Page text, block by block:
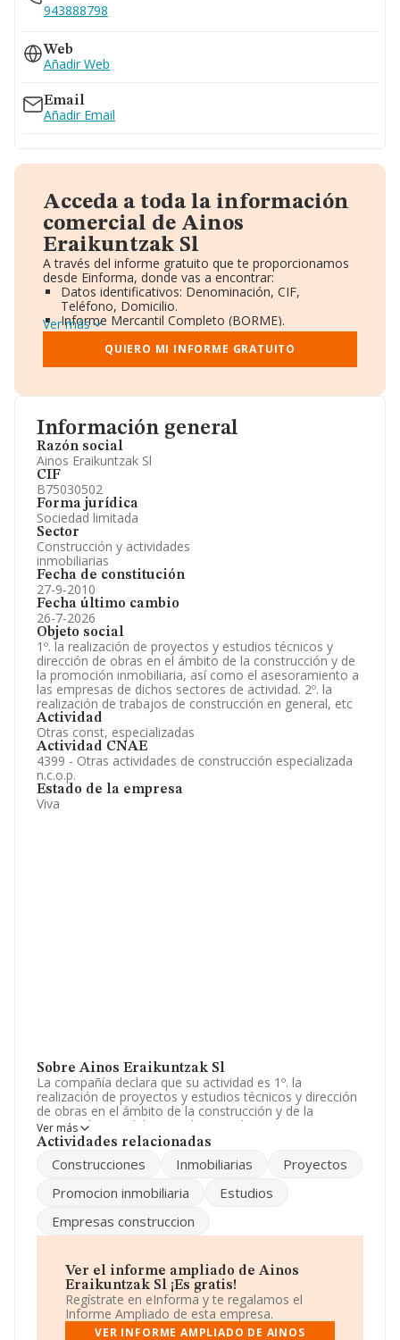
Información general
Razón social
Ainos Eraikuntzak Sl
CIF
B75030502
Forma jurídica
Sociedad limitada
Sector
Construcción y actividades
inmobiliarias
Fecha de constitución
27-9-2010
Fecha último cambio
26-7-2026
Objeto social
1º. la realización de proyectos y estudios técnicos y
dirección de obras en el ámbito de la construcción y de
la promoción inmobiliaria, así como el asesoramiento a
las empresas de dichos sectores de actividad. 2º. la
realización de trabajos de construcción en general, etc
Actividad
Otras const, especializadas
Actividad CNAE
4399 - Otras actividades de construcción especializada
n.c.o.p.
Estado de la empresa
Viva
Sobre Ainos Eraikuntzak Sl
La compañía declara que su actividad es 1º. la
realización de proyectos y estudios técnicos y dirección
de obras en el ámbito de la construcción y de la
promoción inmobiliaria, así como el asesoramiento a
las empresas de dichos sectores de actividad. 2º. la
La sociedad está inscrita en el Registro Mercantil como
'Otras actividades de construcción especializada
mercados exteriores.
reducción del 90% y teniendo en cuenta la información
a disposición de INFORMA, ha contado con un número
de empleados inferior a la media de sector.
Acerca de la información disponible en INFORMA sobre
Ver más
Actividades relacionadas
Construcciones Inmobiliarias
Proyectos
Promocion inmobiliaria
Estudios
Empresas construccion
Ver el informe ampliado de Ainos
Eraikuntzak Sl ¡Es gratis!
Regístrate en eInforma y te regalamos el
Informe Ampliado de esta empresa.
VER INFORME AMPLIADO DE AINOS
943888798
Web
Añadir Web
Email
Añadir Email
Acceda a toda la información
comercial de Ainos
Eraikuntzak Sl
A través del informe gratuito que te proporcionamos
desde Einforma, donde vas a encontrar:
Datos identificativos: Denominación, CIF,
Teléfono, Domicilio.
Informe Mercantil Completo (BORME).
Gráficos de Evolución Ventas y Empleados.
Consejo de Administración y Administradores.
Directivos y Ejecutivos.
Información oficial y registral complementaria.
Ver más
QUIERO MI INFORME GRATUITO